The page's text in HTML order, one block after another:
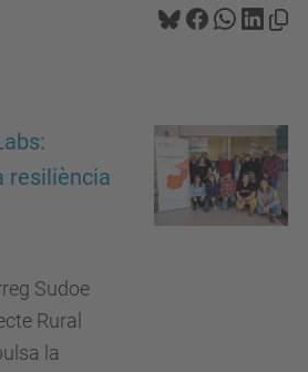
resiliència
Sudoe
Rural
la